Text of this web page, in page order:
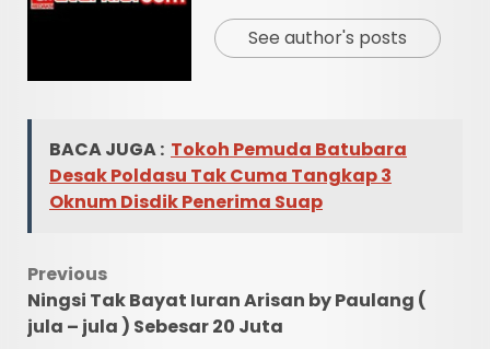
See author's posts
BACA JUGA : Tokoh Pemuda Batubara
Desak Poldasu Tak Cuma Tangkap 3
Oknum Disdik Penerima Suap
Post
navigation
Previous
Ningsi Tak Bayat Iuran Arisan by Paulang (
jula – jula ) Sebesar 20 Juta